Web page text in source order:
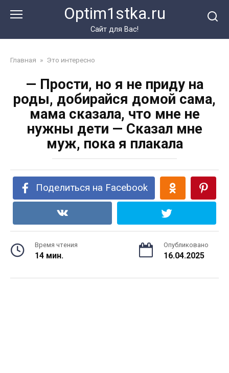
Optim1stka.ru
Сайт для Вас!
Главная » Это интересно
— Прости, но я не приду на
роды, добирайся домой сама,
мама сказала, что мне не
нужны дети — Сказал мне
муж, пока я плакала
Поделиться на Facebook
Время чтения
14 мин.
Опубликовано
16.04.2025